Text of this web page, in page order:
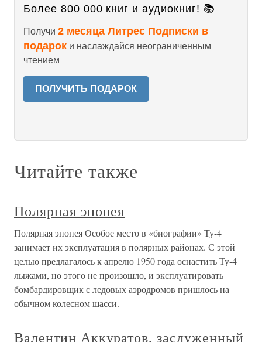
Более 800 000 книг и аудиокниг! 📚
Получи 2 месяца Литрес Подписки в
подарок и наслаждайся неограниченным
чтением
ПОЛУЧИТЬ ПОДАРОК
Читайте также
Полярная эпопея
Полярная эпопея Особое место в «биографии» Ту-4
занимает их эксплуатация в полярных районах. С этой
целью предлагалось к апрелю 1950 года оснастить Ту-4
лыжами, но этого не произошло, и эксплуатировать
бомбардировщик с ледовых аэродромов пришлось на
обычном колесном шасси.
Валентин Аккуратов, заслуженный